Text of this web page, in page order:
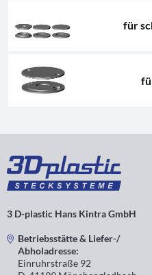
für
3 D-plastic Hans Kintra GmbH
Betriebsstätte & Liefer-/
Abholadresse:
Einruhrstraße 92